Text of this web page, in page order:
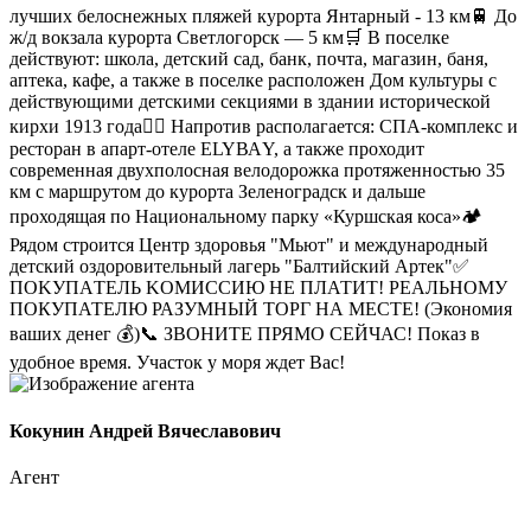
лучших белоснежных пляжей курорта Янтарный - 13 км🚆 До
ж/д вокзала курорта Светлогорск — 5 км🛒 В поселке
действуют: школа, детский сад, банк, почта, магазин, баня,
аптека, кафе, а также в поселке расположен Дом культуры с
действующими детскими секциями в здании исторической
кирхи 1913 года🧘‍♂️ Напротив располагается: СПА-комплекс и
ресторан в апарт-отеле ЕLYВАY, а также проходит
современная двухполосная велодорожка протяженностью 35
км с маршрутом до курорта Зеленоградск и дальше
проходящая по Национальному парку «Куршская коса»🏕
Рядом строится Центр здоровья "Мьют" и международный
детский оздоровительный лагерь "Балтийский Артек"✅
ПOKУПАTЕЛЬ KОМИСCИЮ НЕ ПЛАТИТ! РЕАЛЬНОМУ
ПОКУПАТЕЛЮ РАЗУМНЫЙ ТОРГ НА МЕСТЕ! (Экономия
ваших дeнeг 💰)📞 ЗВОНИТЕ ПРЯМО СЕЙЧАС! Показ в
удобное время. Участок у моря ждет Вас!
Кокунин Андрей Вячеславович
Агент